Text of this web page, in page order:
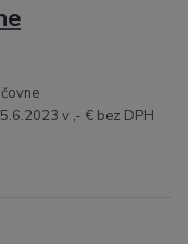
v ,- € bez DPH